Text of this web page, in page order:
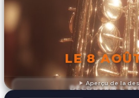
Aperçu de la
LE 8
DÉCOUVRIR